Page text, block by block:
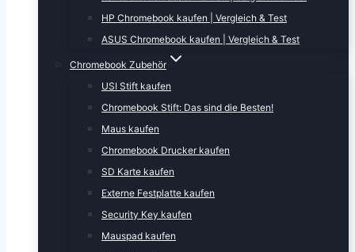
HP Chromebook kaufen | Vergleich & Test
ASUS Chromebook kaufen | Vergleich & Test
Chromebook Zubehör
USI Stift kaufen
Chromebook Stift: Das sind die Besten!
Maus kaufen
Chromebook Drucker kaufen
SD Karte kaufen
Externe Festplatte kaufen
Security Key kaufen
Mauspad kaufen